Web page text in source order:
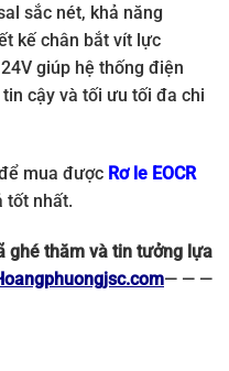
sắc nét, khả năng
kế chân bắt vít lực
giúp hệ thống điện
cậy và tối ưu tối đa chi
mua được Rơ le EOCR
tốt nhất.
ghé thăm và tin tưởng lựa
— — —